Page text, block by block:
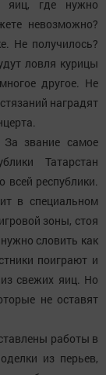
яиц, где нужно
невозможно?
Не получилось?
ловля курицы
другое. Не
наградят
звание самое
Татарстан
республики.
в специальном
зоны, стоя
словить как
поиграют и
свежих яиц. Но
не оставят
работы в
из перьев,